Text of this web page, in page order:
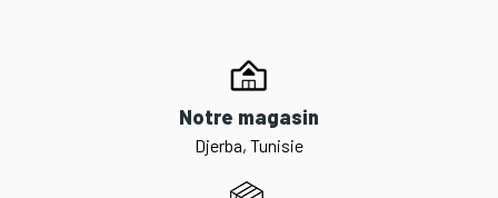
Notre magasin
Djerba, Tunisie